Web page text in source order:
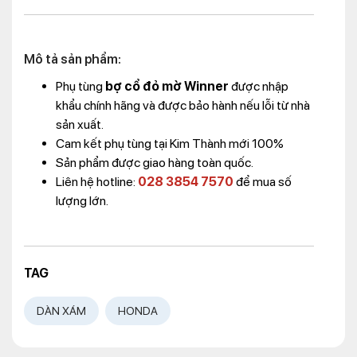
Mô tả sản phẩm:
Phụ tùng bợ cổ đỏ mờ Winner được nhập
khẩu chính hãng và được bảo hành nếu lỗi từ nhà
sản xuất.
Cam kết phụ tùng tại Kim Thành mới 100%
Sản phẩm được giao hàng toàn quốc.
Liên hệ hotline: 028 3854 7570 để mua số
lượng lớn.
TAG
DÀN XÁM HONDA